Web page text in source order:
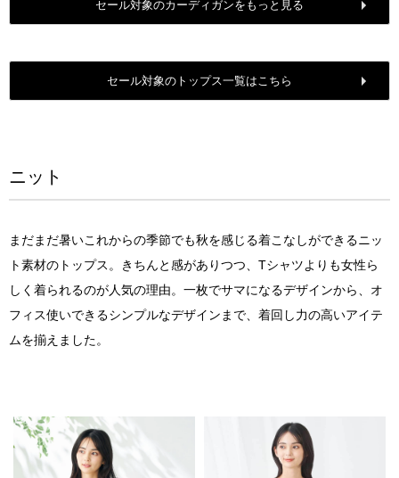
セール対象のカーディガンをもっと見る
セール対象のトップス一覧はこちら
ニット
まだまだ暑いこれからの季節でも秋を感じる着こなしができるニッ
ト素材のトップス。きちんと感がありつつ、Tシャツよりも女性ら
しく着られるのが人気の理由。一枚でサマになるデザインから、オ
フィス使いできるシンプルなデザインまで、着回し力の高いアイテ
ムを揃えました。